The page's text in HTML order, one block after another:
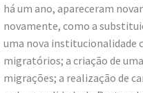
há um ano, apareceram
novamente, como a
uma nova institucionalidade
migratórios; a criação de
migrações; a realização de